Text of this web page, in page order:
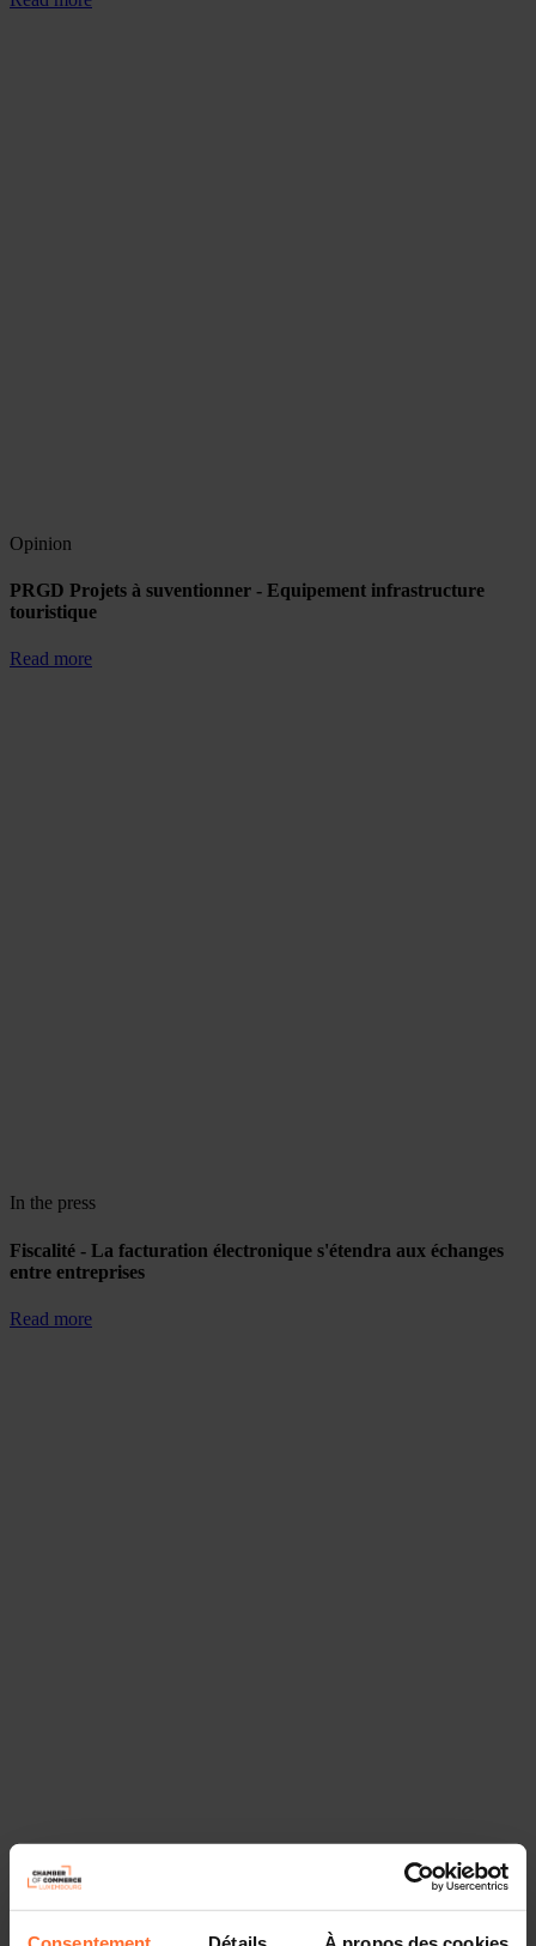
Opinion
PRGD Projets à suventionner - Equipement infrastructure
touristique
Read more
In the press
Fiscalité - La facturation électronique s'étendra aux échanges
entre entreprises
Read more
Opinion
PRGD contrats de services financiers conclus à distance